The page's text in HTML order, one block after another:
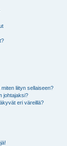
liityn sellaiseen?
johtajaksi?
eri väreillä?